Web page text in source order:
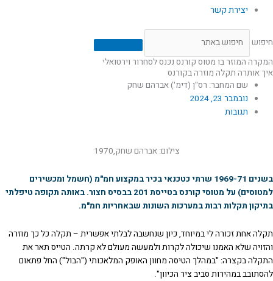
יצירת קשר
חיפוש
המקרה המוזר בו מטוס קורנס נכנס לסחרור וירטואלי
איך אותרה תקלה מוזרה בקורנס
שם המחבר: רס"ן (דימ') אברהם שחק
נובמבר 23, 2024
תגובות
צילום: אברהם שחק,1970
בשנים 1969-71 שרתי כטכנאי בכיר במקצוע חמ"מ (חשמל ומכשירים
למטוסים) על מטוסי קורנס בטייסת 201 בבסיס חצור. באותה תקופה טיפלתי
בתיקון תקלות רבות במערכות השונות שבאחריות חמ"מ.
תקלה אחת זכורה לי במיוחד, כיון שנחשבה לבלתי אפשרית – תקלה כל כך מוזרה
והזויה שלא האמנו שיכולה לקרות ולמעשה מעולם לא קרתה. הטייס תאר את
התקלה בקצרה: "במהלך הטיסה מחוון האופק המלאכותי ("הבול") החל פתאום
להסתובב במהירות סביב ציר הכיוון".